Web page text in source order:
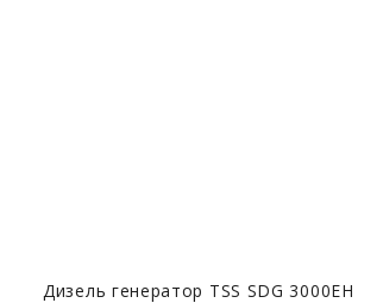
Дизель генератор TSS SDG 3000EH